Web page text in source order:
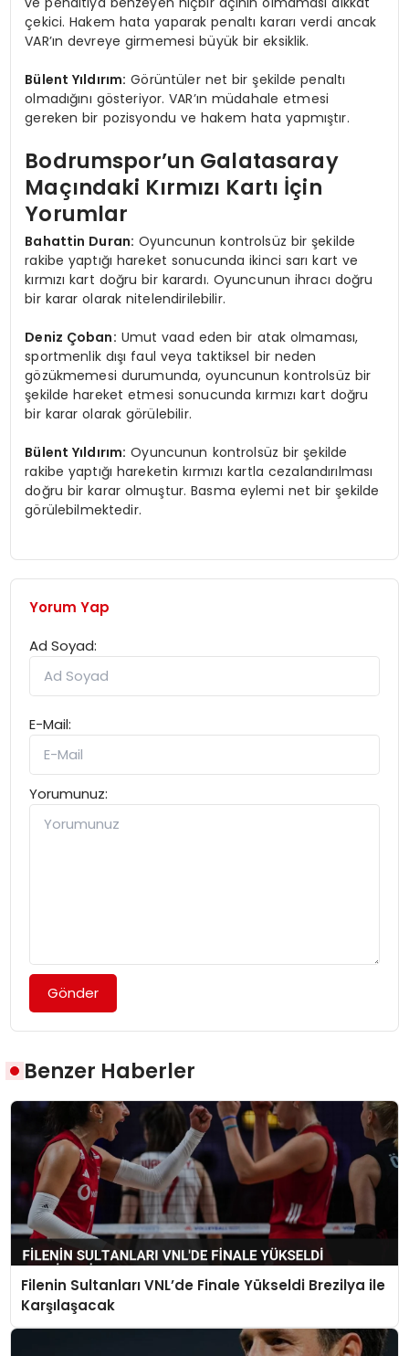
çekici. Hakem hata yaparak penaltı kararı verdi ancak
VAR’ın devreye girmemesi büyük bir eksiklik.
Bülent Yıldırım: Görüntüler net bir şekilde penaltı
olmadığını gösteriyor. VAR’ın müdahale etmesi
gereken bir pozisyondu ve hakem hata yapmıştır.
Bodrumspor’un Galatasaray
Maçındaki Kırmızı Kartı İçin
Yorumlar
Bahattin Duran: Oyuncunun kontrolsüz bir şekilde
rakibe yaptığı hareket sonucunda ikinci sarı kart ve
kırmızı kart doğru bir karardı. Oyuncunun ihracı doğru
bir karar olarak nitelendirilebilir.
Deniz Çoban: Umut vaad eden bir atak olmaması,
sportmenlik dışı faul veya taktiksel bir neden
gözükmemesi durumunda, oyuncunun kontrolsüz bir
şekilde hareket etmesi sonucunda kırmızı kart doğru
bir karar olarak görülebilir.
Bülent Yıldırım: Oyuncunun kontrolsüz bir şekilde
rakibe yaptığı hareketin kırmızı kartla cezalandırılması
doğru bir karar olmuştur. Basma eylemi net bir şekilde
görülebilmektedir.
Yorum Yap
Ad Soyad:
E-Mail:
Yorumunuz:
Gönder
Benzer Haberler
Filenin Sultanları VNL’de Finale Yükseldi Brezilya ile
Karşılaşacak